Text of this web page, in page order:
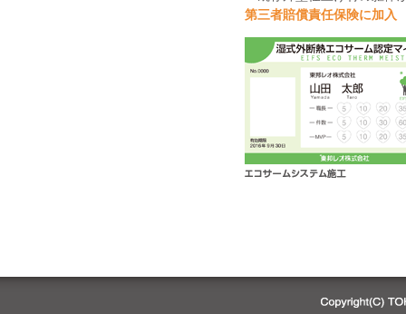
第三者賠償責任保険に加入